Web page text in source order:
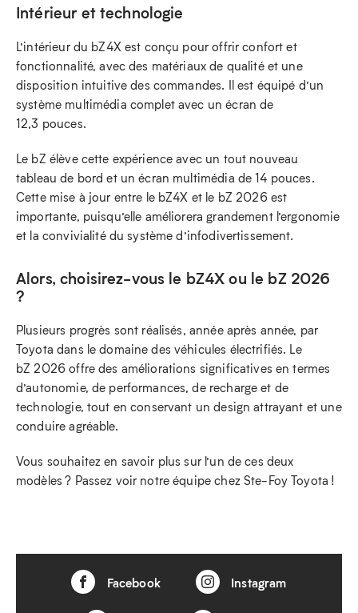
Intérieur et technologie
L’intérieur du bZ4X est conçu pour offrir confort et
fonctionnalité, avec des matériaux de qualité et une
disposition intuitive des commandes. Il est équipé d’un
système multimédia complet avec un écran de
12,3 pouces.
Le bZ élève cette expérience avec un tout nouveau
tableau de bord et un écran multimédia de 14 pouces.
Cette mise à jour entre le bZ4X et le bZ 2026 est
importante, puisqu’elle améliorera grandement l’ergonomie
et la convivialité du système d’infodivertissement.
Alors, choisirez-vous le bZ4X ou le bZ 2026
?
Plusieurs progrès sont réalisés, année après année, par
Toyota dans le domaine des véhicules électrifiés. Le
bZ 2026 offre des améliorations significatives en termes
d’autonomie, de performances, de recharge et de
technologie, tout en conservant un design attrayant et une
conduire agréable.
Vous souhaitez en savoir plus sur l’un de ces deux
modèles ? Passez voir notre équipe chez Ste-Foy Toyota !
Facebook Instagram